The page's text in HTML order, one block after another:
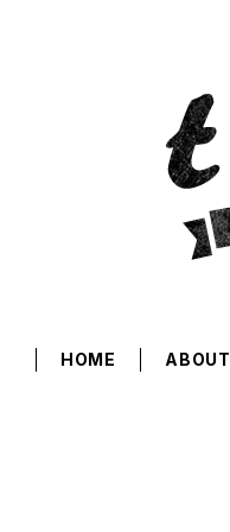
HOME ABOUT